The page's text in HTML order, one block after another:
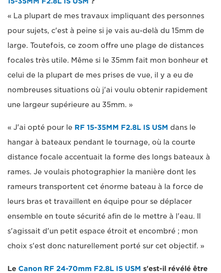
« La plupart de mes travaux impliquant des personnes
pour sujets, c'est à peine si je vais au-delà du 15mm de
large. Toutefois, ce zoom offre une plage de distances
focales très utile. Même si le 35mm fait mon bonheur et
celui de la plupart de mes prises de vue, il y a eu de
nombreuses situations où j'ai voulu obtenir rapidement
une largeur supérieure au 35mm. »
« J'ai opté pour le RF 15-35MM F2.8L IS USM dans le
hangar à bateaux pendant le tournage, où la courte
distance focale accentuait la forme des longs bateaux à
rames. Je voulais photographier la manière dont les
rameurs transportent cet énorme bateau à la force de
leurs bras et travaillent en équipe pour se déplacer
ensemble en toute sécurité afin de le mettre à l'eau. Il
s'agissait d'un petit espace étroit et encombré ; mon
choix s'est donc naturellement porté sur cet objectif. »
Le Canon RF 24-70mm F2.8L IS USM s'est-il révélé être